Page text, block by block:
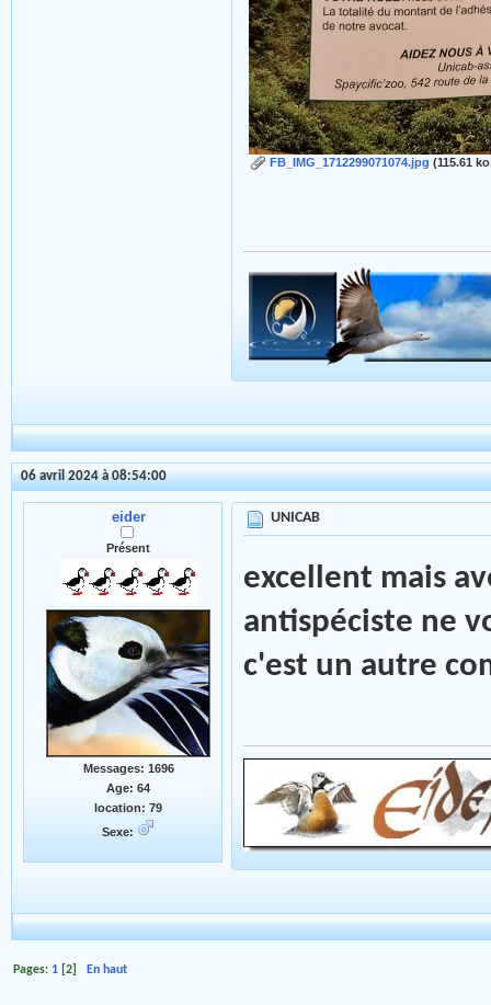
FB_IMG_1712299071074.jpg (115.61
06 avril 2024 à 08:54:00
eider
Présent
Messages: 1696
Age: 64
location: 79
Sexe:
UNICAB
excellent mais
antispéciste ne
c'est un autre
Pages: 1 [2] En haut